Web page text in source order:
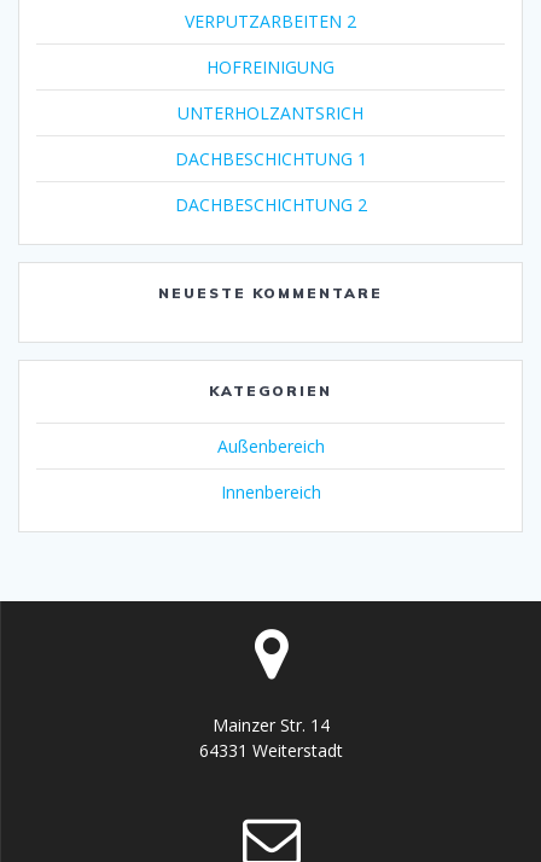
VERPUTZARBEITEN 2
HOFREINIGUNG
UNTERHOLZANTSRICH
DACHBESCHICHTUNG 1
DACHBESCHICHTUNG 2
NEUESTE KOMMENTARE
KATEGORIEN
Außenbereich
Innenbereich
Mainzer Str. 14
64331 Weiterstadt